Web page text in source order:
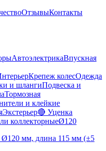
ОтзывыКонтакты
АвтоэлектрикаВпускная
Крепеж колесОдежда
и шлангиПодвеска и
Тормозная
и клейкие
Экстерьер🔴 Уценка
коллекторныеØ120